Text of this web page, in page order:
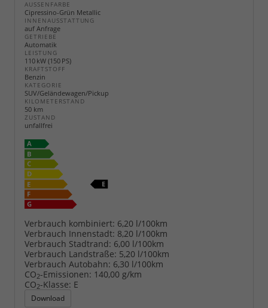
AUSSENFARBE
Cipressino-Grün Metallic
INNENAUSSTATTUNG
auf Anfrage
GETRIEBE
Automatik
LEISTUNG
110 kW (150 PS)
KRAFTSTOFF
Benzin
KATEGORIE
SUV/Geländewagen/Pickup
KILOMETERSTAND
50 km
ZUSTAND
unfallfrei
Verbrauch kombiniert: 6,20 l/100km
Verbrauch Innenstadt: 8,20 l/100km
Verbrauch Stadtrand: 6,00 l/100km
Verbrauch Landstraße: 5,20 l/100km
Verbrauch Autobahn: 6,30 l/100km
CO2-Emissionen: 140,00 g/km
CO2-Klasse: E
Download